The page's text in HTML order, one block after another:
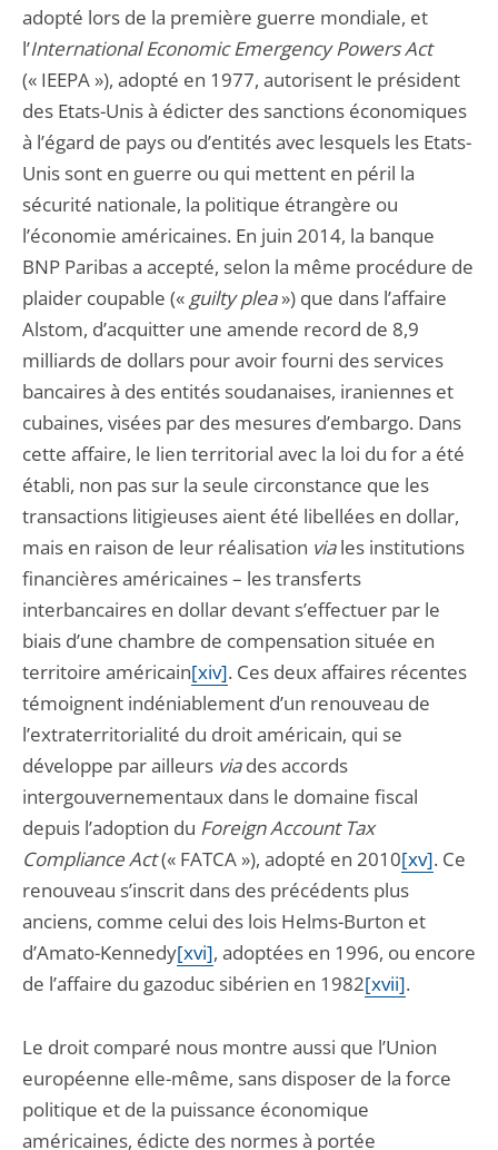
adopté lors de la première guerre mondiale, et
l’International Economic Emergency Powers Act
(« IEEPA »), adopté en 1977, autorisent le président
des Etats-Unis à édicter des sanctions économiques
à l’égard de pays ou d’entités avec lesquels les Etats-
Unis sont en guerre ou qui mettent en péril la
sécurité nationale, la politique étrangère ou
l’économie américaines. En juin 2014, la banque
BNP Paribas a accepté, selon la même procédure de
plaider coupable (« guilty plea») que dans l’affaire
Alstom, d’acquitter une amende record de 8,9
milliards de dollars pour avoir fourni des services
bancaires à des entités soudanaises, iraniennes et
cubaines, visées par des mesures d’embargo. Dans
cette affaire, le lien territorial avec la loi du for a été
établi, non pas sur la seule circonstance que les
transactions litigieuses aient été libellées en dollar,
mais en raison de leur réalisation viales institutions
financières américaines – les transferts
interbancaires en dollar devant s’effectuer par le
biais d’une chambre de compensation située en
territoire américain[xiv]. Ces deux affaires récentes
témoignent indéniablement d’un renouveau de
l’extraterritorialité du droit américain, qui se
développe par ailleurs viades accords
intergouvernementaux dans le domaine fiscal
depuis l’adoption du Foreign Account Tax
Compliance Act(« FATCA »), adopté en 2010[xv]. Ce
renouveau s’inscrit dans des précédents plus
anciens, comme celui des lois Helms-Burton et
d’Amato-Kennedy[xvi], adoptées en 1996, ou encore
de l’affaire du gazoduc sibérien en 1982[xvii].
Le droit comparé nous montre aussi que l’Union
européenne elle-même, sans disposer de la force
politique et de la puissance économique
américaines, édicte des normes à portée